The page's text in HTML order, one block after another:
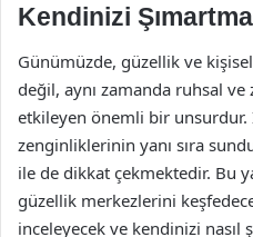
Kendinizi
Günümüzde, güzellik ve
değil, aynı zamanda ruhsal ve
etkileyen önemli bir
zenginliklerinin yanı sıra
ile de dikkat çekmektedir. Bu
güzellik merkezlerini
inceleyecek ve kendinizi nasıl